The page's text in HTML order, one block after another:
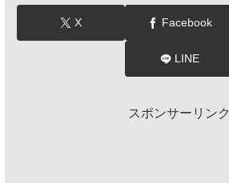
X Facebook
LINE
スポンサーリンク